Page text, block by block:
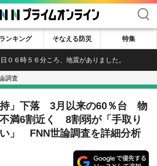
検索
ランキング そなえる防災 特集
０６時５６分ころ、地震がありました。
調査
持」下落 3月以来の60％台 物
満6割近く 8割弱が「手取り
」 FNN世論調査を詳細分析